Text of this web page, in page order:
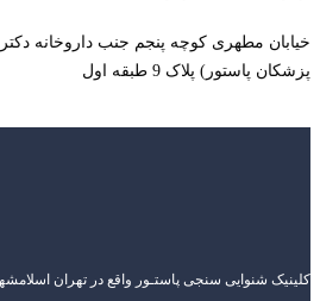
خیابان مطهری کوچه پنجم جنب داروخانه
پزشکان پاستور) پلاک 9 طبقه اول
کلینیک شنوایی سنجی پاستـور واقع در تهران